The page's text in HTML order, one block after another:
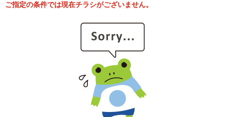
ご指定の条件では現在チラシがございません。